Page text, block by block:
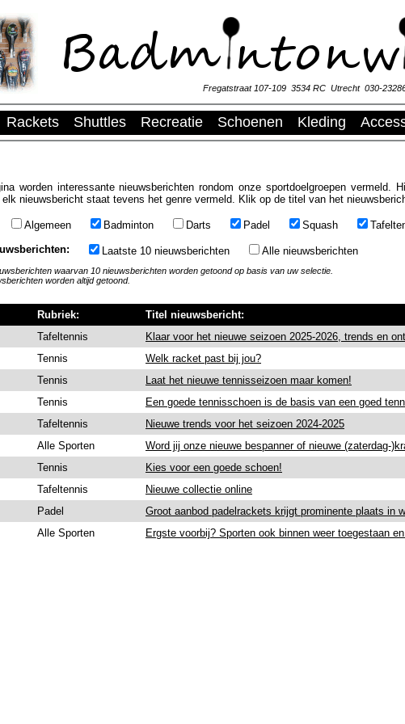
Fregatstraat 107-109 3534 RC Utrecht 030-
Rackets Shuttles Recreatie Schoenen Kleding
worden interessante nieuwsberichten rondom onze sportdoelgroepen vermeld.
nieuwsbericht staat tevens het genre vermeld. Klik op de titel van het
Algemeen Badminton Darts Padel Squash
Laatste 10 nieuwsberichten Alle nieuwsberichten
waarvan 10 nieuwsberichten worden getoond op basis van uw selectie.
worden altijd getoond.
Rubriek:
Titel nieuwsbericht:
Tafeltennis
Klaar voor het nieuwe seizoen 2025-2026, trends en
Tennis
Welk racket past bij jou?
Tennis
Laat het nieuwe tennisseizoen maar komen!
Tennis
Een goede tennisschoen is de basis van een goed
Tafeltennis
Nieuwe trends voor het seizoen 2024-2025
Alle Sporten
Word jij onze nieuwe bespanner of nieuwe (zaterdag-
Tennis
Kies voor een goede schoen!
Tafeltennis
Nieuwe collectie online
Padel
Groot aanbod padelrackets krijgt prominente plaats in
Alle Sporten Ergste voorbij? Sporten ook binnen weer toegestaan